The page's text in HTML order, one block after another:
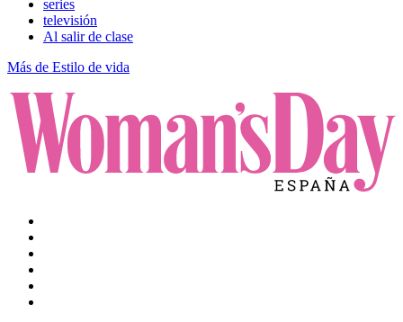
series
televisión
Al salir de clase
Más de Estilo de vida